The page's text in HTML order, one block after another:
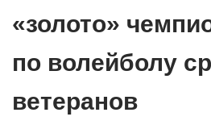
«золото»
по волейболу
ветеранов